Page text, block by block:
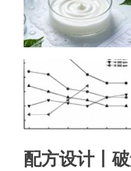
配方设计丨